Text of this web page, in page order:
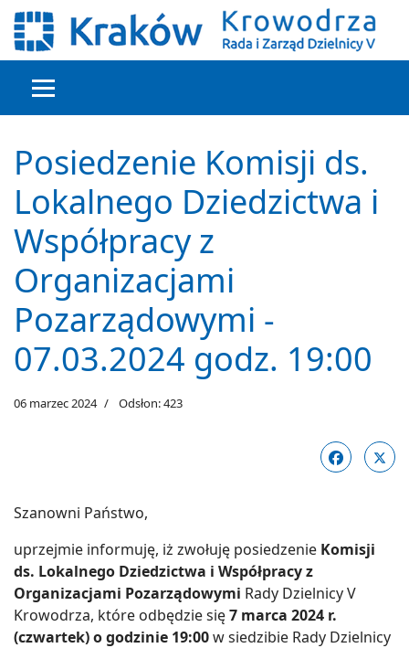
Głowna treść
Posiedzenie Komisji ds.
Lokalnego Dziedzictwa i
Współpracy z
Organizacjami
Pozarządowymi -
07.03.2024 godz. 19:00
06 marzec 2024 Odsłon: 423
Szanowni Państwo,
uprzejmie informuję, iż zwołuję posiedzenie Komisji
ds. Lokalnego Dziedzictwa i Współpracy z
Organizacjami Pozarządowymi Rady Dzielnicy V
Krowodrza, które odbędzie się7 marca 2024 r.
(czwartek)o godzinie 19:00w siedzibie Rady Dzielnicy